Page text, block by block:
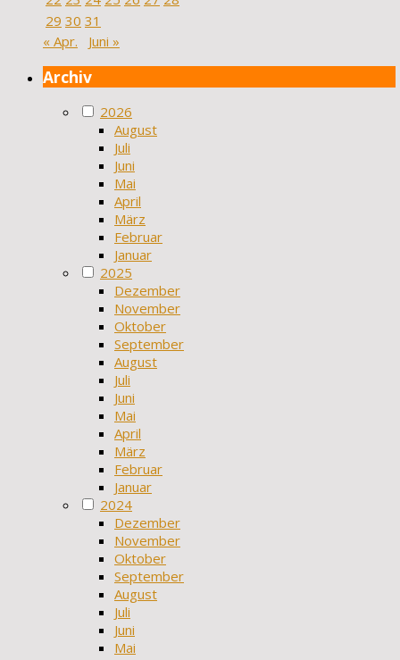
29 30 31
« Apr.
Juni »
Archiv
2026
August
Juli
Juni
Mai
April
März
Februar
Januar
2025
Dezember
November
Oktober
September
August
Juli
Juni
Mai
April
März
Februar
Januar
2024
Dezember
November
Oktober
September
August
Juli
Juni
Mai